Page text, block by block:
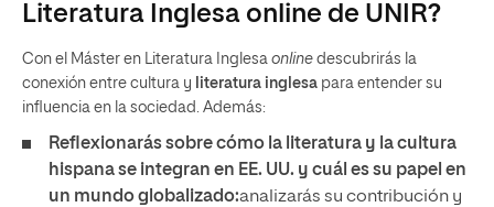
Literatura Inglesa online de UNIR?
Con el Máster en Literatura Inglesa online descubrirás la
conexión entre cultura y
literatura inglesa para entender su
influencia en la sociedad. Además:
Reflexionarás sobre cómo la literatura y la cultura
hispana se integran en EE. UU. y cuál es su papel en
un mundo globalizado:analizarás su contribución y